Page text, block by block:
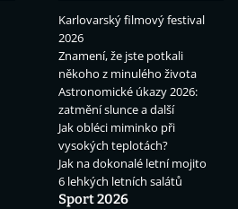
Karlovarský filmový festival
2026
Znamení, že jste potkali
někoho z minulého života
Astronomické úkazy 2026:
zatmění slunce a další
Jak obléci miminko při
vysokých teplotách?
Jak na dokonalé letní mojito
6 lehkých letních salátů
Sport 2026